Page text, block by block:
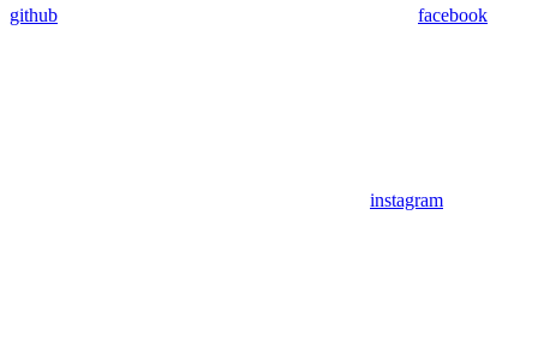
github facebook
instagram